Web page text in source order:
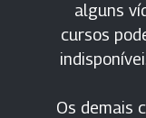
alguns
cursos
Os demais